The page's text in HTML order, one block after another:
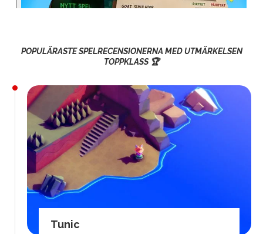
POPULÄRASTE SPELRECENSIONERNA MED UTMÄRKELSEN
TOPPKLASS 🏆
Tunic